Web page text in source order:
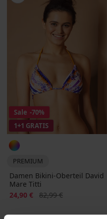
Sale -70%
1+1 GRATIS
PREMIUM
Damen Bikini-Oberteil David
Mare Titti
Rabatt
24,90 € Alter Preis
82,99 €